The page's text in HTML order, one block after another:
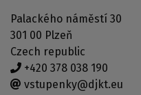
Palackého náměstí 30
301 00 Plzeň
Czech republic
+420 378 038 190
vstupenky@djkt.eu